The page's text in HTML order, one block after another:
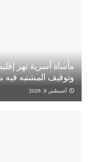
مأساة أسرية تهز
وتوقيف المشتبه فيه
أغسطس 9, 2026